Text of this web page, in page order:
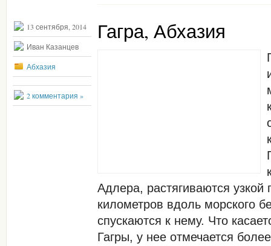
13 сентября, 2014
Иван Казанцев
Абхазия
2 комментария »
Гагра, Абхазия
Адлера, растягиваются узкой
километров вдоль морского
спускаются к нему. Что
Гагры, у нее отмечается